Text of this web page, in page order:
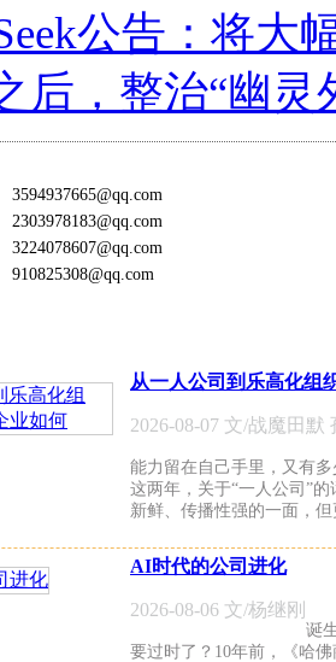
公告：将大
后，整治“幽灵
3594937665@qq.com
2303978183@qq.com
3224078607@qq.com
910825308@qq.com
从一人公司到乐高化组
2026-08-07 文/战魔田默
能力留在自己手里，又有
这两年，关于“一人公司”
新鲜、传播性强的一面，
AI时代的公司进化
2026-08-06 文/杨继刚
诞
要过时了？10年前，《哈